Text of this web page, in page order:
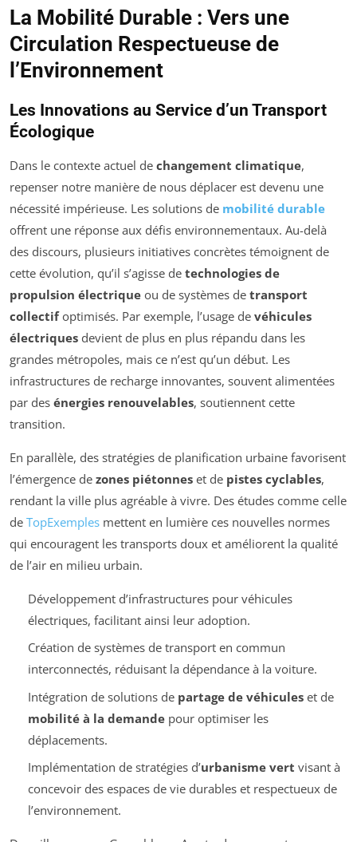
La Mobilité Durable : Vers une
Circulation Respectueuse de
l’Environnement
Les Innovations au Service d’un Transport
Écologique
Dans le contexte actuel de changement climatique,
repenser notre manière de nous déplacer est devenu une
nécessité impérieuse. Les solutions de mobilité durable
offrent une réponse aux défis environnementaux. Au-delà
des discours, plusieurs initiatives concrètes témoignent de
cette évolution, qu’il s’agisse de technologies de
propulsion électrique ou de systèmes de transport
collectifoptimisés. Par exemple, l’usage de véhicules
électriques devient de plus en plus répandu dans les
grandes métropoles, mais ce n’est qu’un début. Les
infrastructures de recharge innovantes, souvent alimentées
par des énergies renouvelables, soutiennent cette
transition.
En parallèle, des stratégies de planification urbaine favorisent
l’émergence de zones piétonnes et de pistes cyclables,
rendant la ville plus agréable à vivre. Des études comme celle
de TopExemples mettent en lumière ces nouvelles normes
qui encouragent les transports doux et améliorent la qualité
de l’air en milieu urbain.
Développement d’infrastructures pour véhicules
électriques, facilitant ainsi leur adoption.
Création de systèmes de transport en commun
interconnectés, réduisant la dépendance à la voiture.
Intégration de solutions de partage de véhiculeset de
mobilité à la demandepour optimiser les
déplacements.
Implémentation de stratégies d’urbanisme vert visant à
concevoir des espaces de vie durables et respectueux de
l’environnement.